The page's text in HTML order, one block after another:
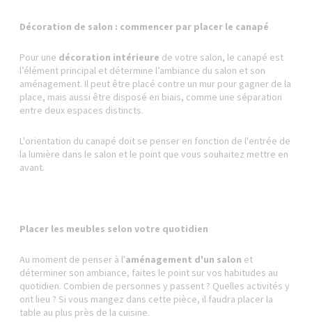
Décoration de salon : commencer par placer le canapé
Pour une décoration intérieure de votre salon, le canapé est
l’élément principal et détermine l’ambiance du salon et son
aménagement. Il peut être placé contre un mur pour gagner de la
place, mais aussi être disposé en biais, comme une séparation
entre deux espaces distincts.
L'orientation du canapé doit se penser en fonction de l'entrée de
la lumière dans le salon et le point que vous souhaitez mettre en
avant.
Placer les meubles selon votre quotidien
Au moment de penser à l'aménagement d'un salon et
déterminer son ambiance, faites le point sur vos habitudes au
quotidien. Combien de personnes y passent ? Quelles activités y
ont lieu ? Si vous mangez dans cette pièce, il faudra placer la
table au plus près de la cuisine.